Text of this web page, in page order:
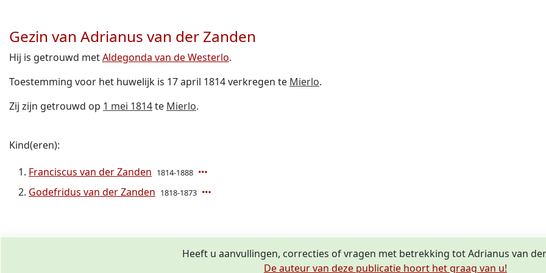
Gezin van Adrianus van der Zanden
Hij is getrouwd metAldegonda van de Westerlo.
Toestemming voor het huwelijk is 17 april 1814 verkregen te Mierlo.
Zij zijn getrouwd op 1 mei 1814te Mierlo.
Kind(eren):
Franciscus van der Zanden 1814-1888
Godefridus van der Zanden 1818-1873
Heeft u aanvullingen, correcties of vragen met betrekking tot Adrianus van
De auteur van deze publicatie hoort het graag van u!